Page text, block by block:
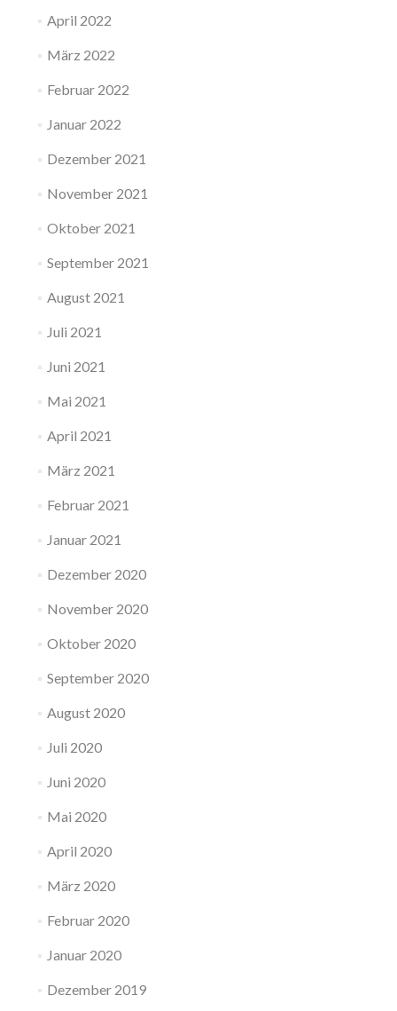
April 2022
März 2022
Februar 2022
Januar 2022
Dezember 2021
November 2021
Oktober 2021
September 2021
August 2021
Juli 2021
Juni 2021
Mai 2021
April 2021
März 2021
Februar 2021
Januar 2021
Dezember 2020
November 2020
Oktober 2020
September 2020
August 2020
Juli 2020
Juni 2020
Mai 2020
April 2020
März 2020
Februar 2020
Januar 2020
Dezember 2019